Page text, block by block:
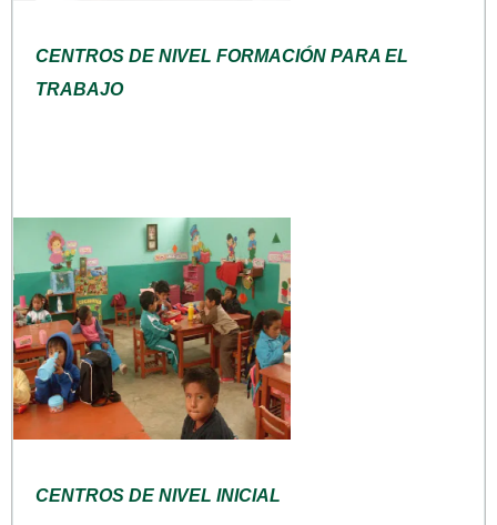
CENTROS DE NIVEL FORMACIÓN PARA EL
TRABAJO
CENTROS DE NIVEL INICIAL